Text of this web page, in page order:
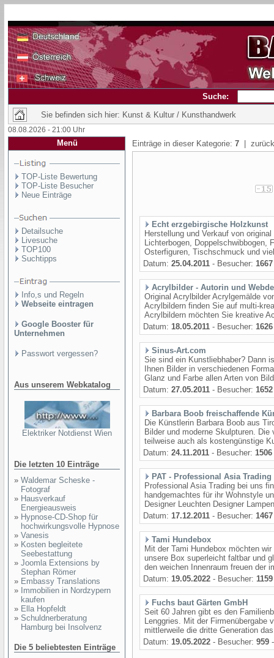
Suche:
Sie befinden sich hier: Kunst & Kultur / Kunsthandwerk
08.08.2026 - 21:00 Uhr
Menü
TOP-Liste Bewertung
TOP-Liste Besucher
Neue Einträge
Detailsuche
Livesuche
TOP100
Suchtipps
Info,s und Regeln
Webseite eintragen
Google Booster für
Unternehmen
Passwort vergessen?
Aus unserem Webkatalog
Elektriker Notdienst Wien
Die letzten 10 Einträge
» Waldemar Scheske -
Fotograf
» Hausverkauf
Energieausweis
» Hypnose-CD-Shop für
hochwirkungsvolle Hypnose
» Vanesis
» Kosten begleitete
Seebestattung
» Joomla Extensions by
Stephan Römer
» Embassy Translations
» Immobilien in Nordzypern
kaufen
» Ella Hopfeldt
» Schuldnerberatung
Hamburg bei Insolvenz
Die 5 beliebtesten Einträge
Einträge in dieser Kategorie: 7 |
Echt erzgebirgische Holzkunst
Herstellung und Verkauf von
Lichterbogen, Doppelschwibbogen,
Osterfiguren, Tischschmuck und
Datum: 25.04.2011 - Besucher: 1667
Acrylbilder - Autorin und
Original Acrylbilder Acrylgemälde
Acrylbildern finden Sie auf multi-
Acrylbildern möchten Sie kreative
Datum: 18.05.2011 - Besucher: 1626
Sinus-Art.com
Sie sind ein Kunstliebhaber? Dann
Ihnen Bilder in verschiedenen
Glanz und Farbe allen Arten von
Datum: 27.05.2011 - Besucher: 1652
Barbara Boob freischaffende
Die Künstlerin Barbara Boob aus
Bilder und moderne Skulpturen.
teilweise auch als kostengünstige
Datum: 24.11.2011 - Besucher: 1506
PAT - Professional Asia Trading
Professional Asia Trading bei uns
handgemachtes für ihr Wohnstyle
Designer Leuchten Designer
Datum: 17.12.2011 - Besucher: 1467
Tami Hundebox
Mit der Tami Hundebox möchten
unsere Box superleicht faltbar und
den weichen Innenraum freuen der
Datum: 19.05.2022 - Besucher: 1159
Fuchs baut Gärten GmbH
Seit 60 Jahren gibt es den
Lenggries. Mit der Firmenübergabe
mittlerweile die dritte Generation
Datum: 19.05.2022 - Besucher: 959